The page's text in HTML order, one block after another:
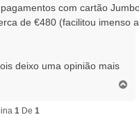
com cartão
de €480 (facilitou imenso a
deixo uma opinião mais
1 De 1